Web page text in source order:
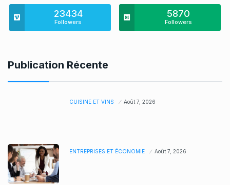
23434
Followers
5870
Followers
Publication Récente
CUISINE ET VINS Août 7, 2026
ENTREPRISES ET ÉCONOMIE Août 7, 2026